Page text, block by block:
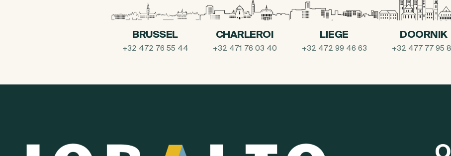
BRUSSEL
+32 472 76 55 44
CHARLEROI
+32 471 76 03 40
LIEGE
+32 472 99 46 63
DOORNIK
+32 477 77 95